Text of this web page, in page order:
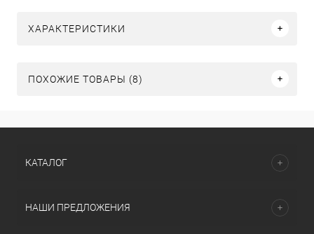
ХАРАКТЕРИСТИКИ
ПОХОЖИЕ ТОВАРЫ (8)
КАТАЛОГ
НАШИ ПРЕДЛОЖЕНИЯ